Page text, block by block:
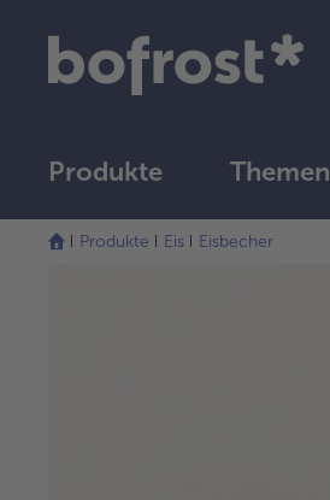
Produkte
Produkte Eis Eisbecher